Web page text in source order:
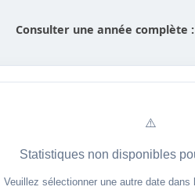
Consulter une année complète :